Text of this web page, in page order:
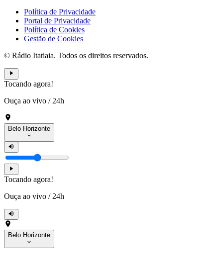
Política de Privacidade
Portal de Privacidade
Política de Cookies
Gestão de Cookies
© Rádio Itatiaia. Todos os direitos reservados.
Tocando agora!
Ouça ao vivo / 24h
Belo Horizonte
Tocando agora!
Ouça ao vivo / 24h
Belo Horizonte